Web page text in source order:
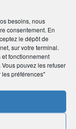
besoins, nous
consentement. En
le dépôt de
sur votre terminal.
fonctionnement
pouvez les refuser
préférences"
ou